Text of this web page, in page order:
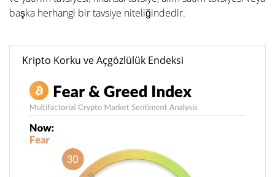
başka herhangi bir tavsiye niteliğindedir.
Kripto Korku ve Açgözlülük Endeksi